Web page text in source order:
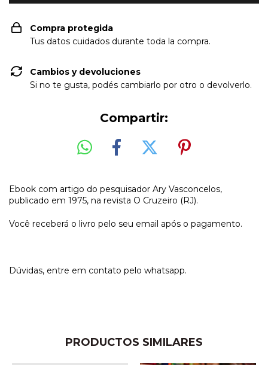
Compra protegida
Tus datos cuidados durante toda la compra.
Cambios y devoluciones
Si no te gusta, podés cambiarlo por otro o devolverlo.
Compartir:
Ebook com artigo do pesquisador Ary Vasconcelos,
publicado em 1975, na revista O Cruzeiro (RJ).
Você receberá o livro pelo seu email após o pagamento.
Dúvidas, entre em contato pelo whatsapp.
PRODUCTOS SIMILARES